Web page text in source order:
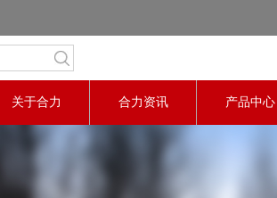
关于合力 合力资讯 产品中心